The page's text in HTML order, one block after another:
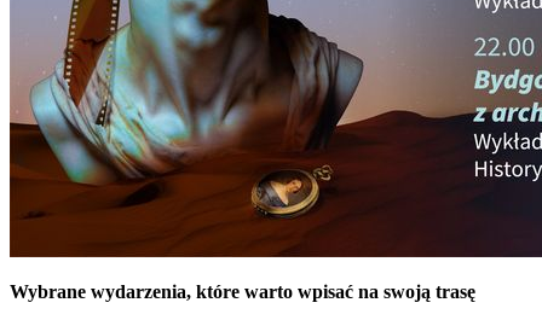
Wybrane wydarzenia, które warto wpisać na swoją trasę